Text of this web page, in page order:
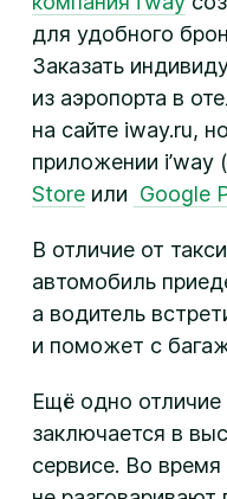
для удобного
Заказать
из аэропорта в
на сайте iway.ru,
приложении i’way
Storeили Google
В отличие от
автомобиль
а водитель
и поможет с
Ещё одно отличие
заключается в
сервисе. Во